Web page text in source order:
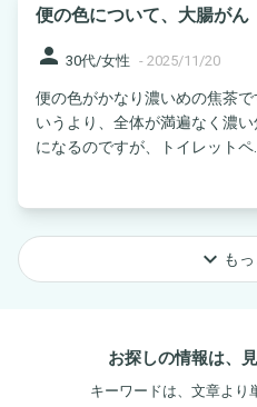
便の色について、大腸がん
person 30代/女性 - 2025/11/20
便の色がかなり濃いめの焦茶
いうより、全体が満遍なく濃
になるのですが、トイレットペ...
keyboard_arrow_down も
お探しの情報は、
キーワードは、文章より